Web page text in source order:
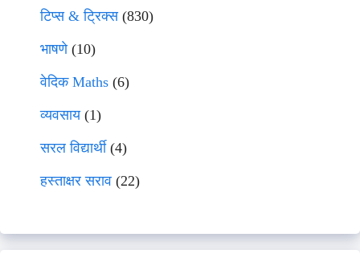
टिप्स & ट्रिक्स(830)
भाषणे(10)
वेदिक Maths (6)
व्यवसाय(1)
सरल विद्यार्थी(4)
हस्ताक्षर सराव (22)